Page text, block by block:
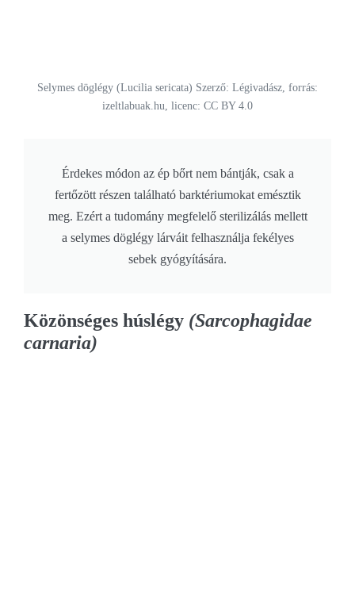
Selymes döglégy (Lucilia sericata) Szerző: Légivadász, forrás:
izeltlabuak.hu, licenc: CC BY 4.0
Érdekes módon az ép bőrt nem bántják, csak a
fertőzött részen található barktériumokat emésztik
meg. Ezért a tudomány megfelelő sterilizálás mellett
a selymes döglégy lárváit felhasználja fekélyes
sebek gyógyítására.
Közönséges húslégy (Sarcophagidae
carnaria)